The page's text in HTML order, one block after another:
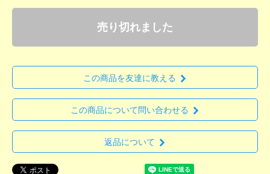
売り切れました
この商品を友達に教える
この商品について問い合わせる
返品について